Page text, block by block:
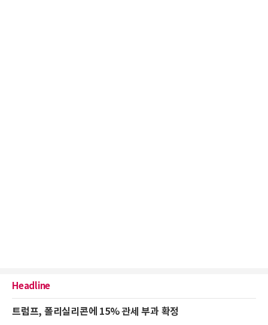
Headline
트럼프, 폴리실리콘에 15% 관세 부과 확정